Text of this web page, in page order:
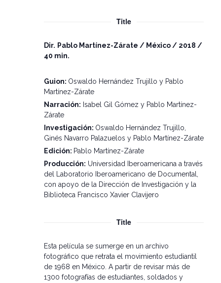
Title
Dir. Pablo Martínez-Zárate / México / 2018 /
40 min.
Guion: Oswaldo Hernández Trujillo y Pablo
Martínez-Zárate
Narración: Isabel Gil Gómez y Pablo Martínez-
Zárate
Investigación: Oswaldo Hernández Trujillo,
Ginés Navarro Palazuelos y Pablo Martínez-Zárate
Edición: Pablo Martínez-Zárate
Producción: Universidad Iberoamericana a través
del Laboratorio Iberoamericano de Documental,
con apoyo de la Dirección de Investigación y la
Biblioteca Francisco Xavier Clavijero
Title
Esta película se sumerge en un archivo
fotográfico que retrata el movimiento estudiantil
de 1968 en México. A partir de revisar más de
1300 fotografías de estudiantes, soldados y